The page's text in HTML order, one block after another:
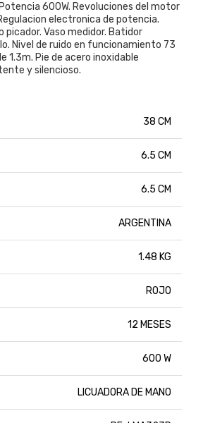
600W. Revoluciones del motor
electronica de potencia.
picador. Vaso medidor. Batidor
Nivel de ruido en funcionamiento 73
1.3m. Pie de acero inoxidable
y silencioso.
38 CM
6.5 CM
6.5 CM
ARGENTINA
1.48 KG
ROJO
12 MESES
600 W
LICUADORA DE MANO